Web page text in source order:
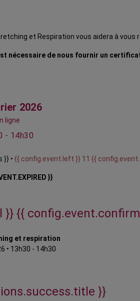
et Respiration vous aidera à
nécessaire de nous fournir un
2026
ligne
- 14h30
}} • {{ config.event.left }} 11 {{
}}
}} {{
et respiration
• 13h30 - 14h30
}}